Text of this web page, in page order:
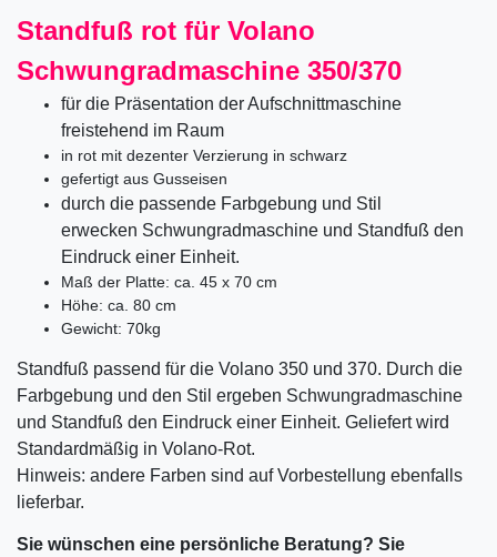
Standfuß rot für Volano
Schwungradmaschine 350/370
für die Präsentation der Aufschnittmaschine
freistehend im Raum
in rot mit dezenter Verzierung in schwarz
gefertigt aus Gusseisen
durch die passende Farbgebung und Stil
erwecken Schwungradmaschine und Standfuß den
Eindruck einer Einheit.
Maß der Platte: ca. 45 x 70 cm
Höhe: ca. 80 cm
Gewicht: 70kg
Standfuß passend für die Volano 350 und 370. Durch die
Farbgebung und den Stil ergeben Schwungradmaschine
und Standfuß den Eindruck einer Einheit. Geliefert wird
Standardmäßig in Volano-Rot.
Hinweis: andere Farben sind auf Vorbestellung ebenfalls
lieferbar.
Sie wünschen eine persönliche Beratung? Sie